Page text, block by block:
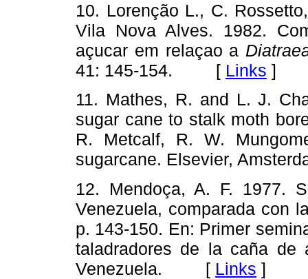
10. Lorenção L., C.
Vila Nova Alves. 1982.
açucar em relaçao a
41: 145-154. [ Links ]
11. Mathes, R. and L. J.
sugar cane to stalk moth
R. Metcalf, R. W.
sugarcane. Elsevier,
12. Mendoça, A. F. 1977.
Venezuela, comparada con
p. 143-150. En: Primer
taladradores de la caña de
Venezuela. [ Links ]